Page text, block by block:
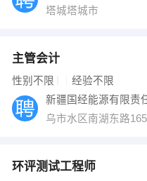
塔城塔城市
主管会计
性别不限 经验不限
新疆国经能源有限责
乌市水区南湖东路
环评测试工程师